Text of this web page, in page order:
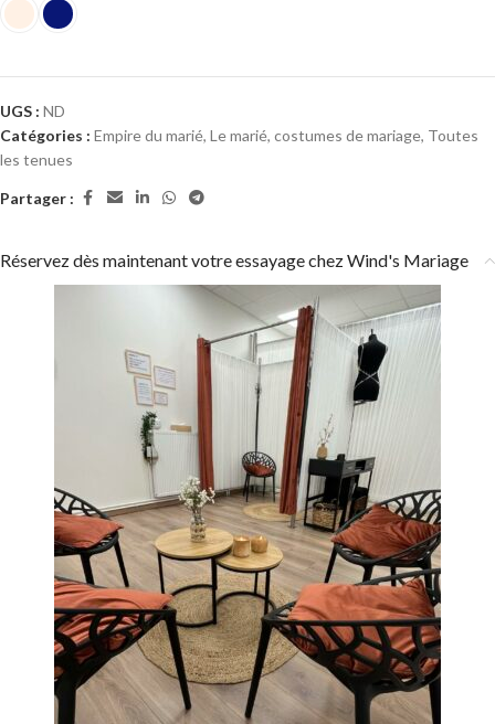
UGS : ND
Catégories : Empire du marié, Le marié, costumes de mariage, Toutes
les tenues
Partager :
Réservez dès maintenant votre essayage chez Wind's Mariage